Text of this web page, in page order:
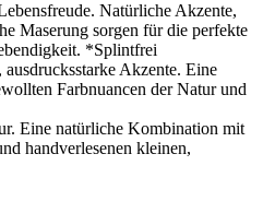
Natürliche Akzente,
Maserung sorgen für die perfekte
*Splintfrei
Akzente. Eine
Farbnuancen der Natur und
Eine natürliche Kombination mit
handverlesenen kleinen,